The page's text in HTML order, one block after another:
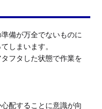
備が万全でないものに
しまいます。
フタした状態で作業を
配することに意識が向